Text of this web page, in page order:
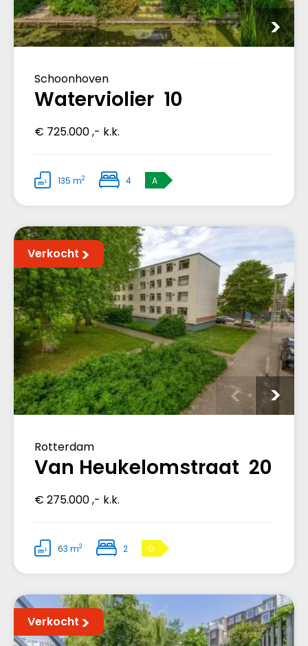
Schoonhoven
Waterviolier 10
€ 725.000 ,- k.k.
135 m2 4 A
Verkocht
Rotterdam
Van Heukelomstraat 20
€ 275.000 ,- k.k.
63 m2 2 D
Verkocht